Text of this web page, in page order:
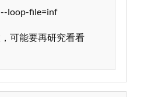
loop-file=inf
可能要再研究看看